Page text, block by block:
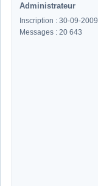
Administrateur
Inscription : 30-09-2009
Messages : 20 643